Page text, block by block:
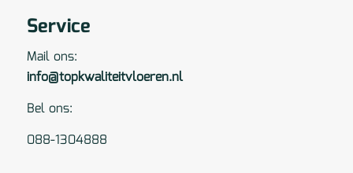
Service
Mail ons:
info@topkwaliteitvloeren.nl
Bel ons:
088-1304888